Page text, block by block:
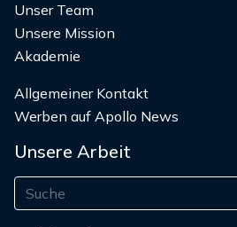
Unser Team
Unsere Mission
Akademie
Allgemeiner Kontakt
Werben auf Apollo News
Unsere Arbeit